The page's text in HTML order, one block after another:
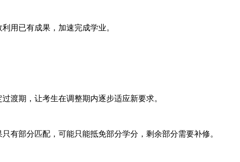
用已有成果，加速完成学业。
期，让考生在调整期内逐步适应新要求。
部分匹配，可能只能抵免部分学分，剩余部分需要补修。